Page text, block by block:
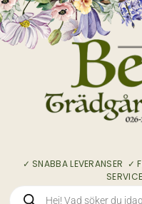
✓ SNABBA LEVERANSER ✓